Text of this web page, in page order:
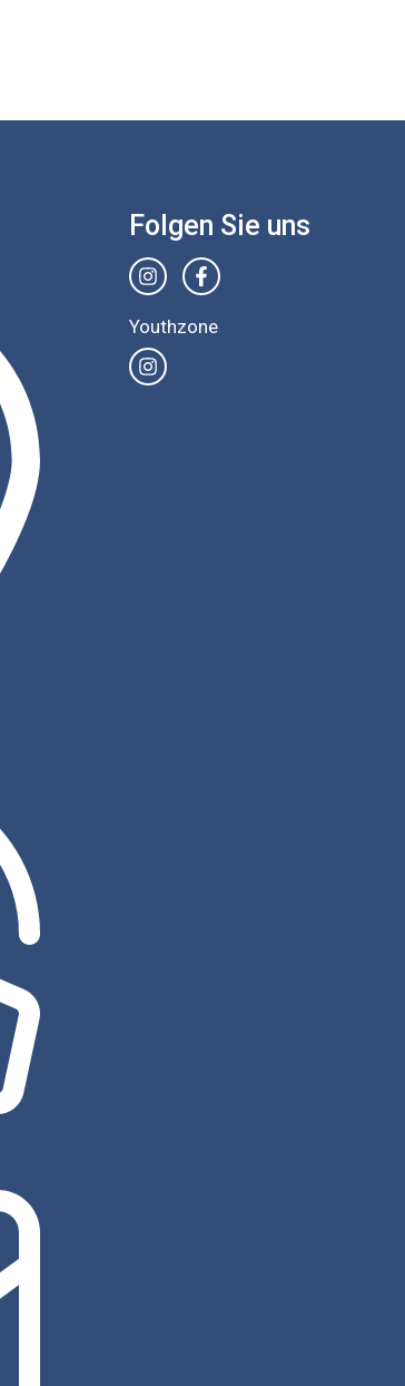
Folgen Sie uns
Youthzone